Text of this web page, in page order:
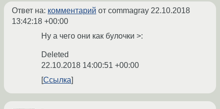
Ответ на: комментарий от commagray 22.10.2018
13:42:18 +00:00
Ну а чего они как булочки >:
Deleted
22.10.2018 14:00:51 +00:00
Ссылка